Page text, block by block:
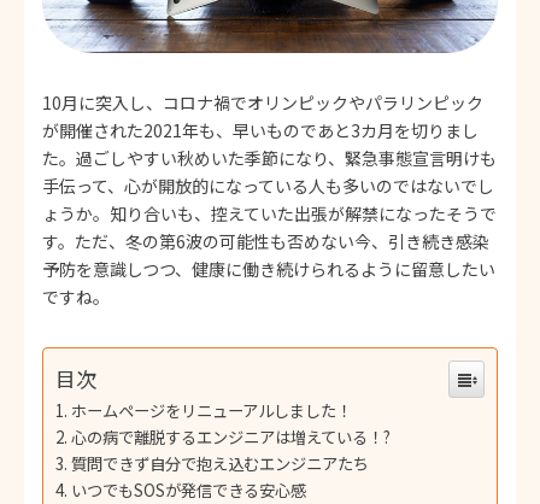
採用FAQ
社員インタビュー
10月に突入し、コロナ禍でオリンピックやパラリンピック
が開催された2021年も、早いものであと3カ月を切りまし
た。過ごしやすい秋めいた季節になり、緊急事態宣言明けも
手伝って、心が開放的になっている人も多いのではないでし
ょうか。知り合いも、控えていた出張が解禁になったそうで
す。ただ、冬の第6波の可能性も否めない今、引き続き感染
予防を意識しつつ、健康に働き続けられるように留意したい
ですね。
目次
ホームページをリニューアルしました！
心の病で離脱するエンジニアは増えている！?
質問できず自分で抱え込むエンジニアたち
いつでもSOSが発信できる安心感